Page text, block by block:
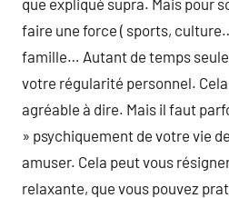
que expliqué supra. Mais pour
faire une force ( sports,
famille… Autant de temps
votre régularité personnel.
agréable à dire. Mais il faut
» psychiquement de votre vie
amuser. Cela peut vous
relaxante, que vous pouvez